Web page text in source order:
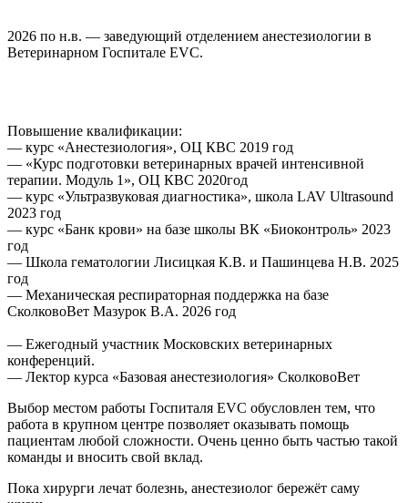
2026 по н.в. — заведующий отделением анестезиологии в
Ветеринарном Госпитале EVC.
Повышение квалификации:
— курс «Анестезиология», ОЦ КВС 2019 год
— «Курс подготовки ветеринарных врачей интенсивной
терапии. Модуль 1», ОЦ КВС 2020год
— курс «Ультразвуковая диагностика», школа LAV Ultrasound
2023 год
— курс «Банк крови» на базе школы ВК «Биоконтроль» 2023
год
— Школа гематологии Лисицкая К.В. и Пашинцева Н.В. 2025
год
— Механическая респираторная поддержка на базе
СколковоВет Мазурок В.А. 2026 год
— Ежегодный участник Московских ветеринарных
конференций.
— Лектор курса «Базовая анестезиология» СколковоВет
Выбор местом работы Госпиталя EVC обусловлен тем, что
работа в крупном центре позволяет оказывать помощь
пациентам любой сложности. Очень ценно быть частью такой
команды и вносить свой вклад.
Пока хирурги лечат болезнь, анестезиолог бережёт саму